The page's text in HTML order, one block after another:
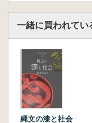
一緒に買われてい
縄文の漆と社会